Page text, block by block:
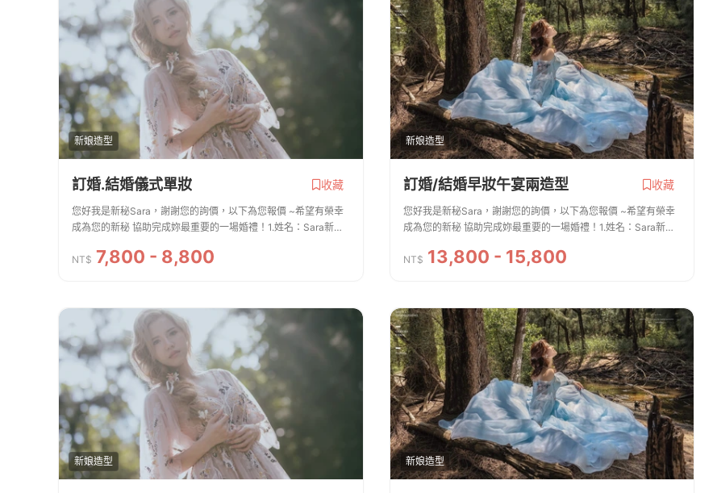
新娘造型
訂婚.結婚儀式單妝 收藏
您好我是新秘Sara，謝謝您的詢價，以下為您報價 ~希望有榮幸
成為您的新秘 協助完成妳最重要的一場婚禮！1.姓名：Sara新娘
費用 ※新娘主妝＋造型、安瓶、...
NT$ 7,800 - 8,800
新娘造型
訂婚/結婚早妝午宴兩造型 收藏
您好我是新秘Sara，謝謝您的詢價，以下為您報價 ~希望有榮幸
成為您的新秘 協助完成妳最重要的一場婚禮！1.姓名：Sara新娘
費用 ※新娘主妝＋造型、安瓶、...
NT$ 13,800 - 15,800
新娘造型 新娘造型